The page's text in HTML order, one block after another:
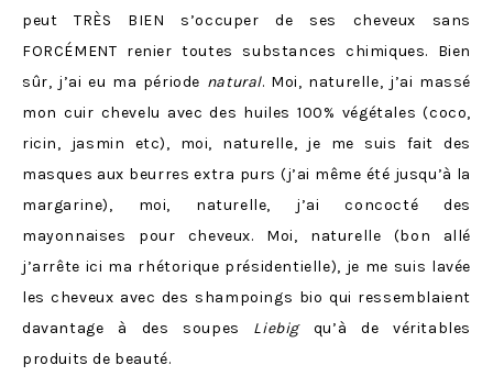
peut TRÈS BIEN s’occuper de ses cheveux sans
FORCÉMENT renier toutes substances chimiques. Bien
sûr, j’ai eu ma période natural. Moi, naturelle, j’ai massé
mon cuir chevelu avec des huiles 100% végétales (coco,
ricin, jasmin etc), moi, naturelle, je me suis fait des
masques aux beurres extra purs (j’ai même été jusqu’à la
margarine), moi, naturelle, j’ai concocté des
mayonnaises pour cheveux. Moi, naturelle (bon allé
j’arrête ici ma rhétorique présidentielle), je me suis lavée
les cheveux avec des shampoings bio qui ressemblaient
davantage à des soupes Liebigqu’à de véritables
produits de beauté.